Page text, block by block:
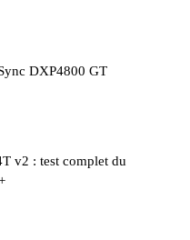
DXP4800 GT
v2 : test complet du